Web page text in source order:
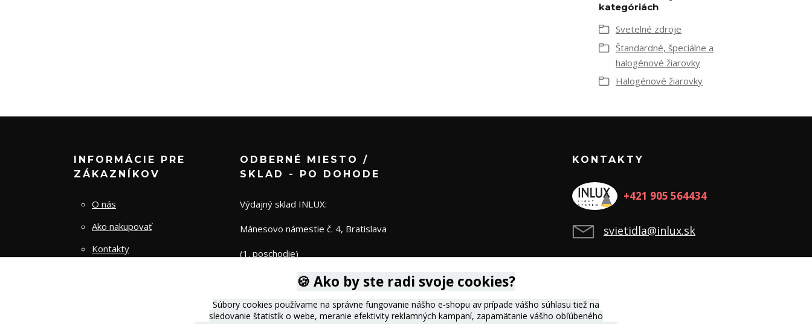
kategóriách
Svetelné zdroje
Štandardné, špeciálne a
halogénové žiarovky
Halogénové žiarovky
INFORMÁCIE PRE
ZÁKAZNÍKOV
O nás
Ako nakupovať
Kontakty
ODBERNÉ MIESTO /
SKLAD - PO DOHODE
Výdajný sklad INLUX:
Mánesovo námestie č. 4, Bratislava
(1. poschodie)
KONTAKTY
+421 905 564434
svietidla@inlux.sk
🍪 Ako by ste radi svoje cookies?
Súbory cookies používame na správne fungovanie nášho e-shopu av prípade vášho súhlasu tiež na
sledovanie štatistík o webe, meranie efektivity reklamných kampaní, zapamätanie vášho obľúbeného